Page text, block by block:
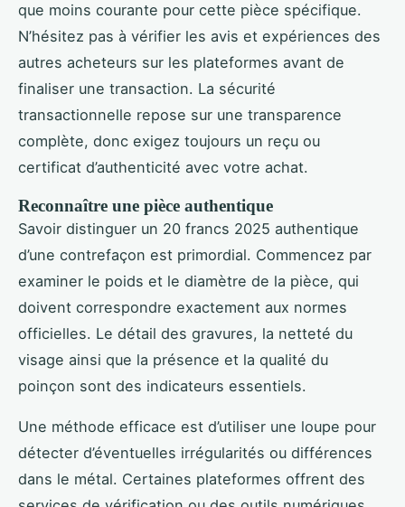
que moins courante pour cette pièce spécifique.
N’hésitez pas à vérifier les avis et expériences des
autres acheteurs sur les plateformes avant de
finaliser une transaction. La sécurité
transactionnelle repose sur une transparence
complète, donc exigez toujours un reçu ou
certificat d’authenticité avec votre achat.
Reconnaître une pièce authentique
Savoir distinguer un 20 francs 2025 authentique
d’une contrefaçon est primordial. Commencez par
examiner le poids et le diamètre de la pièce, qui
doivent correspondre exactement aux normes
officielles. Le détail des gravures, la netteté du
visage ainsi que la présence et la qualité du
poinçon sont des indicateurs essentiels.
Une méthode efficace est d’utiliser une loupe pour
détecter d’éventuelles irrégularités ou différences
dans le métal. Certaines plateformes offrent des